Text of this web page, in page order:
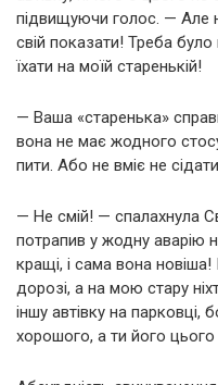
підвищуючи голос. — Але
свій показати! Треба
їхати на моїй старенькій!
— Ваша «старенька»
вона не має жодного
пити. Або не вміє не
— Не смій! — спалахнула
потрапив у жодну аварію
кращі, і сама вона
дорозі, а на мою стару
іншу автівку на парковці,
хорошого, а ти його